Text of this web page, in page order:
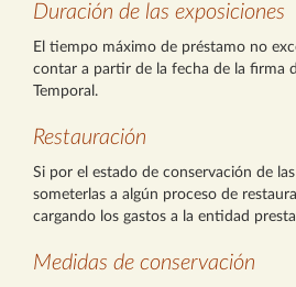
Duración de las exposiciones
El tiempo máximo de préstamo no
contar a partir de la fecha de la firma
Temporal.
Restauración
Si por el estado de conservación de
someterlas a algún proceso de
cargando los gastos a la entidad
Medidas de conservación